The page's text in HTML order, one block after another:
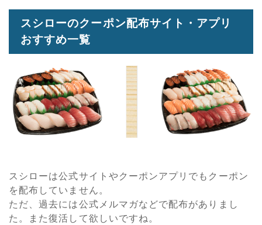
スシローのクーポン配布サイト・アプリ
おすすめ一覧
スシローは公式サイトやクーポンアプリでもクーポン
を配布していません。
ただ、過去には公式メルマガなどで配布がありまし
た。また復活して欲しいですね。